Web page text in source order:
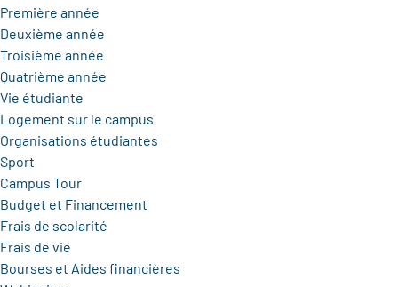
Première année
Deuxième année
Troisième année
Quatrième année
Vie étudiante
Logement sur le campus
Organisations étudiantes
Sport
Campus Tour
Budget et Financement
Frais de scolarité
Frais de vie
Bourses et Aides financières